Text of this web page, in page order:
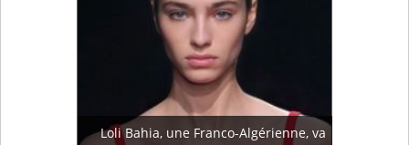
Loli Bahia, une Franco-Algérienne, va